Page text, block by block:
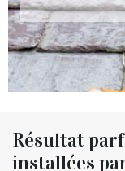
Résultat
installées